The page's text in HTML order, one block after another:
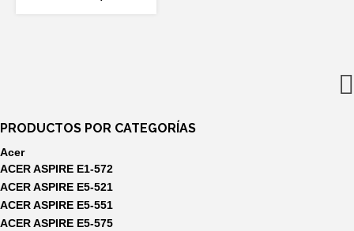
PRODUCTOS POR CATEGORÍAS
Acer
ACER ASPIRE E1-572
ACER ASPIRE E5-521
ACER ASPIRE E5-551
ACER ASPIRE E5-575